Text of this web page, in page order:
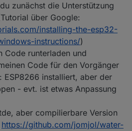
zunächst die Unterstützung
über Google:
installing-the-esp32-
instructions/)
Code runterladen und
Code für den Vorgänger
ESP8266 installiert, aber der
- evt. ist etwas Anpassung
aber compilierbare Version
https://github.com/jomjol/water-